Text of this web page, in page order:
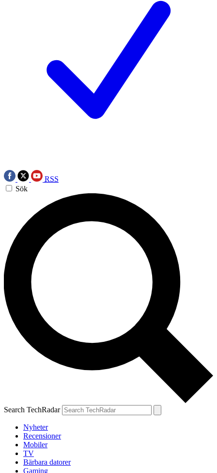
RSS
Sök
Search TechRadar
Nyheter
Recensioner
Mobiler
TV
Bärbara datorer
Gaming